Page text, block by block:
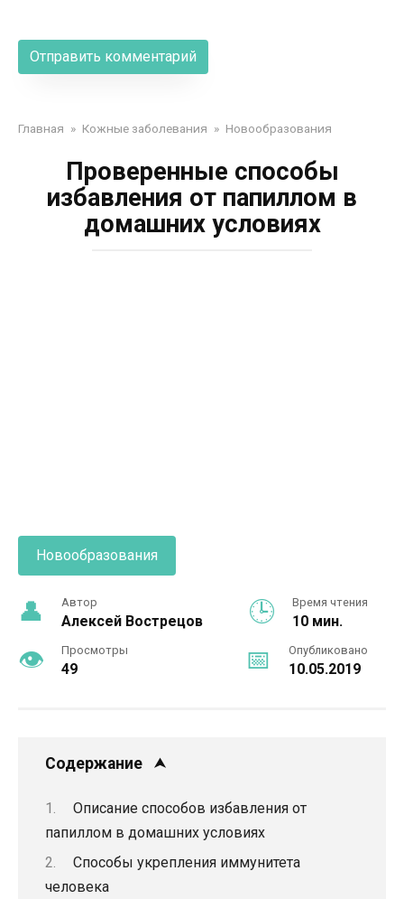
Главная » Кожные заболевания » Новообразования
Проверенные способы
избавления от папиллом в
домашних условиях
Новообразования
Автор
Алексей Вострецов
Время чтения
10 мин.
Просмотры
49
Опубликовано
10.05.2019
Содержание
Описание способов избавления от
папиллом в домашних условиях
Способы укрепления иммунитета
человека